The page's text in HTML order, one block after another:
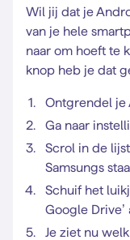
Wil jij dat je
van je hele
naar om hoeft te
knop heb je dat
Ontgrendel je
Ga naar
Scrol in de lijst
Samsungs
Schuif het
Google Drive’
Je ziet nu